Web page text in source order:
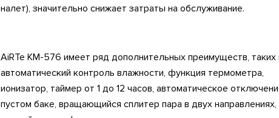
налет), значительно снижает затраты на обслуживание.
AiRTe KM-576 имеет ряд дополнительных преимуществ, таких
автоматический контроль влажности, функция термометра,
ионизатор, таймер от 1 до 12 часов, автоматическое
пустом баке, вращающийся сплитер пара в двух направлениях,